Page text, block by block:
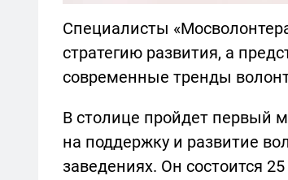
Специалисты
стратегию развития, а
современные тренды
В столице пройдет первый
на поддержку и развитие
заведениях. Он состоится